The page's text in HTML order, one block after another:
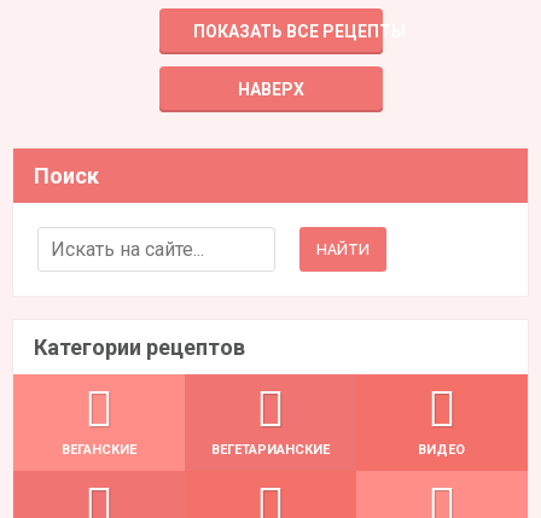
ПОКАЗАТЬ ВСЕ РЕЦЕПТЫ
НАВЕРХ
Поиск
Search for:
Категории рецептов
ВЕГАНСКИЕ ВЕГЕТАРИАНСКИЕ ВИДЕО